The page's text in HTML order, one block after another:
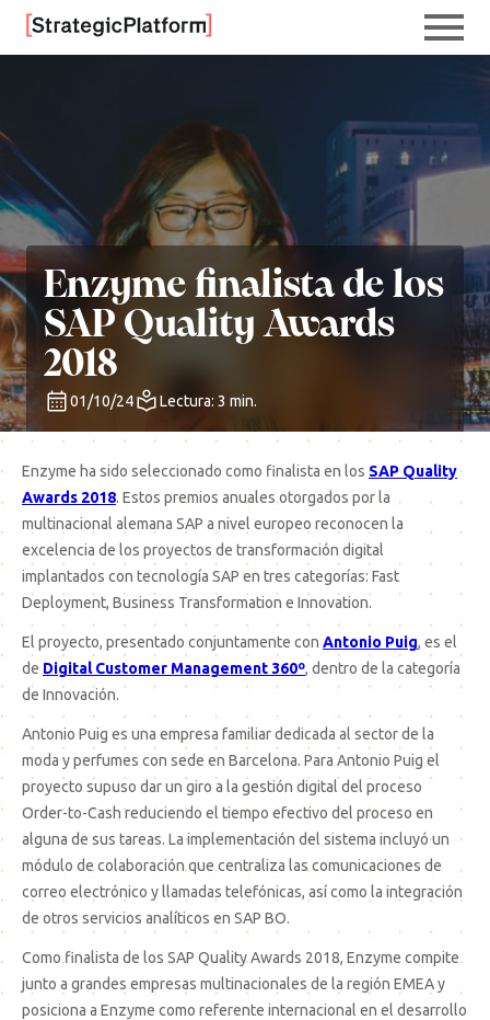
Enzyme finalista de los
SAP Quality Awards
2018
01/10/24 Lectura: 3 min.
Enzyme ha sido seleccionado como finalista en los SAP Quality
Awards 2018. Estos premios anuales otorgados por la
multinacional alemana SAP a nivel europeo reconocen la
excelencia de los proyectos de transformación digital
implantados con tecnología SAP en tres categorías: Fast
Deployment, Business Transformation e Innovation.
El proyecto, presentado conjuntamente con Antonio Puig, es el
de Digital Customer Management 360º, dentro de la categoría
de Innovación.
Antonio Puig es una empresa familiar dedicada al sector de la
moda y perfumes con sede en Barcelona. Para Antonio Puig el
proyecto supuso dar un giro a la gestión digital del proceso
Order-to-Cash reduciendo el tiempo efectivo del proceso en
alguna de sus tareas. La implementación del sistema incluyó un
módulo de colaboración que centraliza las comunicaciones de
correo electrónico y llamadas telefónicas, así como la integración
de otros servicios analíticos en SAP BO.
Como finalista de los SAP Quality Awards 2018, Enzyme compite
junto a grandes empresas multinacionales de la región EMEA y
posiciona a Enzyme como referente internacional en el desarrollo